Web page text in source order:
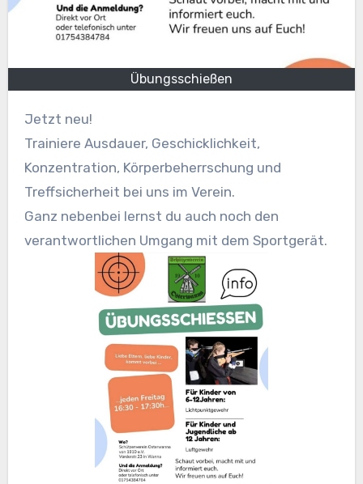
Übungsschießen
Jetzt neu!
Trainiere Ausdauer, Geschicklichkeit,
Konzentration, Körperbeherrschung und
Treffsicherheit bei uns im Verein.
Ganz nebenbei lernst du auch noch den
verantwortlichen Umgang mit dem Sportgerät.